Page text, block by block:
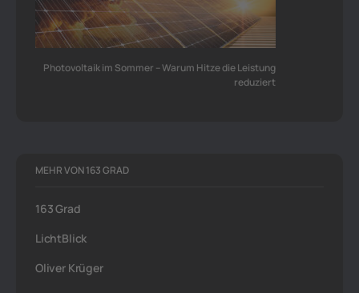
Photovoltaik im Sommer – Warum Hitze die Leistung
reduziert
MEHR VON 163 GRAD
163 Grad
LichtBlick
Oliver Krüger